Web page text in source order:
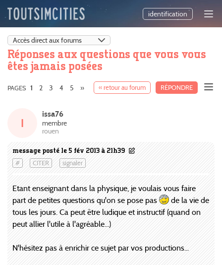
identification
Réponses aux questions que vous vous
êtes jamais posées
« retour au forum RÉPONDRE
PAGES 1 2 3 4 5 »
message posté le 5 fév 2013 à 21h39
# CITER signaler
I
issa76
membre
rouen
Etant enseignant dans la physique, je voulais vous faire
part de petites questions qu'on se pose pas
de la vie de
tous les jours. Ca peut être ludique et instructif (quand on
peut allier l'utile à l'agréable...)
N'hésitez pas à enrichir ce sujet par vos productions...